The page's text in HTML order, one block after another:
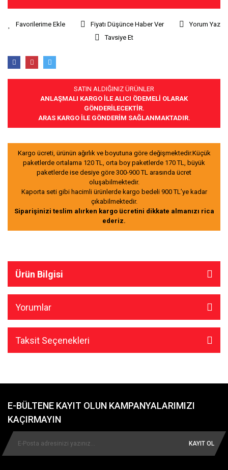
Fiyatı Düşünce Haber Ver
Yorum Yaz
Tavsiye Et
SATIN ALDIĞINIZ ÜRÜNLER
ANLAŞMALI KARGO İLE ALICI ÖDEMELİ OLARAK
GÖNDERİLECEKTİR.
ARAS KARGO İLE GÖNDERİM SAĞLANMAKTADIR.
Kargo ücreti, ürünün ağırlık ve boyutuna göre değişmektedir.Küçük
paketlerde ortalama 120 TL, orta boy paketlerde 170 TL, büyük
paketlerde ise desiye göre 300-900 TL arasında ücret
oluşabilmektedir.
Kaporta seti gibi hacimli ürünlerde kargo bedeli 900 TL’ye kadar
çıkabilmektedir.
Siparişinizi teslim alırken kargo ücretini dikkate almanızı rica
ederiz.
Ürün Bilgisi
Yorumlar
Taksit Seçenekleri
E-BÜLTENE KAYIT OLUN KAMPANYALARIMIZI
KAÇIRMAYIN
KAYIT OL